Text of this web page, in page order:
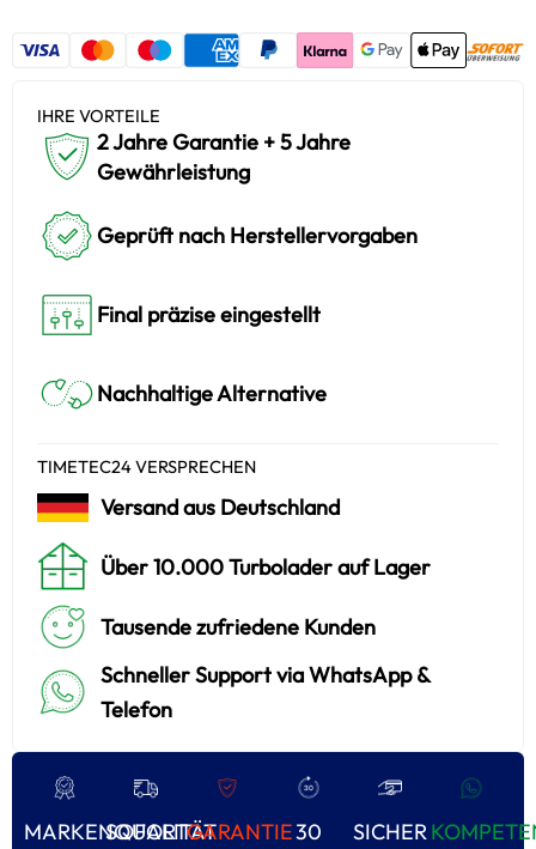
IHRE VORTEILE
2 Jahre Garantie + 5 Jahre
Gewährleistung
Geprüft nach Herstellervorgaben
Final präzise eingestellt
Nachhaltige Alternative
TIMETEC24 VERSPRECHEN
Versand aus Deutschland
Über 10.000 Turbolader auf Lager
Tausende zufriedene Kunden
Schneller Support via WhatsApp &
Telefon
MARKENQUALITÄT
SOFORTGARANTIE30 SICHER